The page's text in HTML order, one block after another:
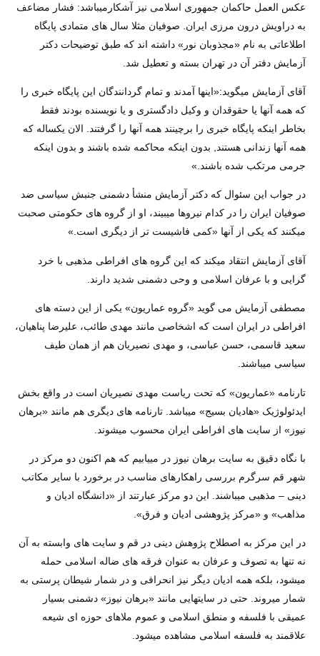
عکس العمل حاکمان جمهوری اسلامی نيز آشکارميباشد: فشار مضاعف
به دراويش درون مرزی ايران. صوفيان مثلا سال های متمادی پايگاه
اطلاعاتی به نام «مجذوبان نور» داشته اند که طبق توضيحات دکتر
آزمايش دفتر آن در تهران بسته و تعطيل شد.
آقای آزمايش ميگويد:«اينها آمدند و تمام گردانندگان اين پايگاه خبری را
که همه آنها يا حقوقدان و وکيل دادگستری و يا نويسنده بودند فقط
بخاطر اينکه پايگاه خبری را برچينند همه آنها را گرفتند. الان يکساله که
همه آنها زندانی هستند, بدون اينکه محاکمه شده باشند و بدون اينکه
جرمی مرتکب شده باشند.»
در جواب اين سئوال که دکتر آزمايش منشأ دشمنی جنبش سياسی ضد
صوفيان ايران را در کدام نيروها ميبيند، او از گروه های حکومتی صحبت
ميکنند که يکی از آنها «کمی فاشيست تر از ديگری است.»
آقای آزمايش انتقاد ميکند که اين گروه های افراطی مذهبی با خرد
گرايی و با عرفان اسلامی و وحی دشمنی شديد دارند.
مصطفی آزمايش می گوید «گروه عماريون» يکی از این دسته های
افراطی در ايران است که اشخاصی مانند مهدی طائب، عليرضا پناهيان،
سعيد قاسمی، حسن عباسی، و مهدی نصيريان هم از همان طيف
سياسی ميباشند.
تارنامه «عماريون» که تحت رياست مهدی نصيريان است در واقع بخش
ايدئولوژيک «هاديان بسيج» ميباشد. تارنامه های ديگری هم مانند «برهان
نيوز» از سايت های افراطی ايران محسوب ميشوند.
با نگاه دقيق به سايت برهان نيوز در مييابيم که هم اکنون دو مرکز در
شهر قم سرگرم بررسی راهکارهای مناسب در برخورد با ساير مکاتب
دينی – مذهبی ميباشند. اين دو مرکز عبارتند از «دانشگاه اديان و
مذاهب» و «مرکز پژوهشی اديان و فرق».
در اين مرکز به اصطلاح پژوهش دينی در قم و سايت های وابسته به آن
نه تنها به تصوف و عرفان به عنوان فرقه های ضاله اسلامی حمله
ميشود، بلکه همه اديان ديگر نيز انحرافی و در شمار شيطان پرستی به
شمار ميروند. حتی در سايتهايی مانند «برهان نيوز» دشمنی بسيار
عميقی با فلسفه و منطق اسلامی و عموم ملاهای حوزه ای شيعه
علاقمند به فلسفه اسلامی مشاهده ميشود.